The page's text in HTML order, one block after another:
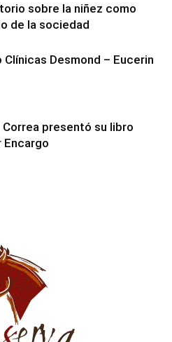
sobre la niñez como
de la sociedad
Clínicas Desmond – Eucerin
presentó su libro
Encargo